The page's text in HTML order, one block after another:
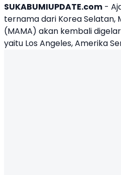
SUKABUMIUPDATE.com -
ternama dari Korea Selatan,
(MAMA) akan kembali
yaitu Los Angeles, Amerika